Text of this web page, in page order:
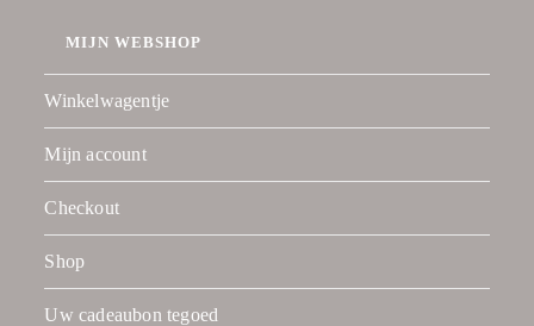
MIJN WEBSHOP
Winkelwagentje
Mijn account
Checkout
Shop
Uw cadeaubon tegoed